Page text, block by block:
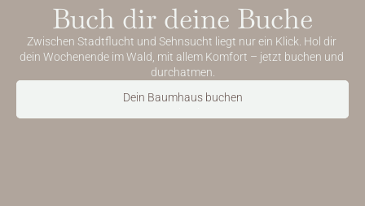
Buch dir deine Buche
Zwischen Stadtflucht und Sehnsucht liegt nur ein Klick. Hol dir
dein Wochenende im Wald, mit allem Komfort – jetzt buchen und
durchatmen.
Dein Baumhaus buchen